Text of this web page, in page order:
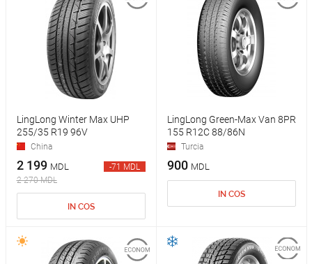
LingLong Winter Max UHP
255/35 R19 96V
China
2 199 MDL
2 270 MDL
-71 MDL
IN COS
LingLong Green-Max Van 8PR
155 R12C 88/86N
Turcia
900 MDL
IN COS